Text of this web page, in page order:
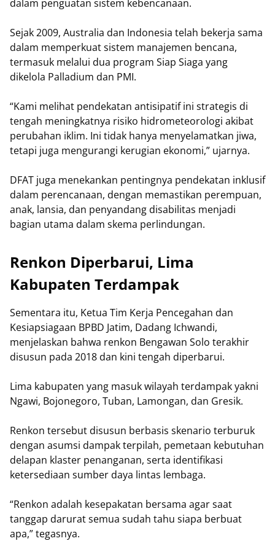
dalam penguatan sistem kebencanaan.
Sejak 2009, Australia dan Indonesia telah bekerja sama
dalam memperkuat sistem manajemen bencana,
termasuk melalui dua program Siap Siaga yang
dikelola Palladium dan PMI.
“Kami melihat pendekatan antisipatif ini strategis di
tengah meningkatnya risiko hidrometeorologi akibat
perubahan iklim. Ini tidak hanya menyelamatkan jiwa,
tetapi juga mengurangi kerugian ekonomi,” ujarnya.
DFAT juga menekankan pentingnya pendekatan inklusif
dalam perencanaan, dengan memastikan perempuan,
anak, lansia, dan penyandang disabilitas menjadi
bagian utama dalam skema perlindungan.
Renkon Diperbarui, Lima
Kabupaten Terdampak
Sementara itu, Ketua Tim Kerja Pencegahan dan
Kesiapsiagaan BPBD Jatim, Dadang Ichwandi,
menjelaskan bahwa renkon Bengawan Solo terakhir
disusun pada 2018 dan kini tengah diperbarui.
Lima kabupaten yang masuk wilayah terdampak yakni
Ngawi, Bojonegoro, Tuban, Lamongan, dan Gresik.
Renkon tersebut disusun berbasis skenario terburuk
dengan asumsi dampak terpilah, pemetaan kebutuhan
delapan klaster penanganan, serta identifikasi
ketersediaan sumber daya lintas lembaga.
“Renkon adalah kesepakatan bersama agar saat
tanggap darurat semua sudah tahu siapa berbuat
apa,” tegasnya.